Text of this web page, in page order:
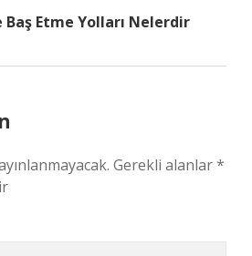
Baş Etme Yolları Nelerdir
Gerekli alanlar*